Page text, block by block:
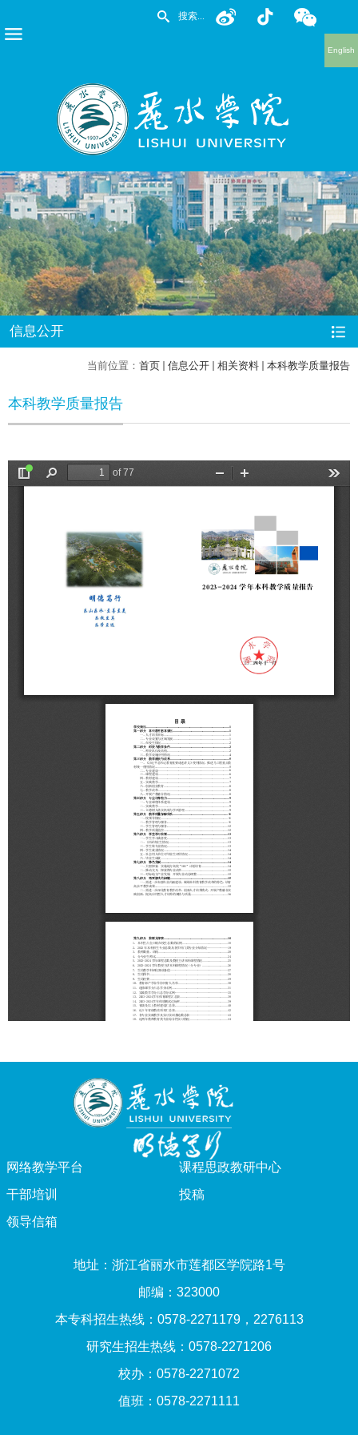
English
信息公开
当前位置： 首页 信息公开 相关资料 本科教学质量报告
本科教学质量报告
网络教学平台
课程思政教研中心
干部培训
投稿
领导信箱
地址：浙江省丽水市莲都区学院路1号
邮编：323000
本专科招生热线：0578-2271179，2276113
研究生招生热线：0578-2271206
校办：0578-2271072
值班：0578-2271111